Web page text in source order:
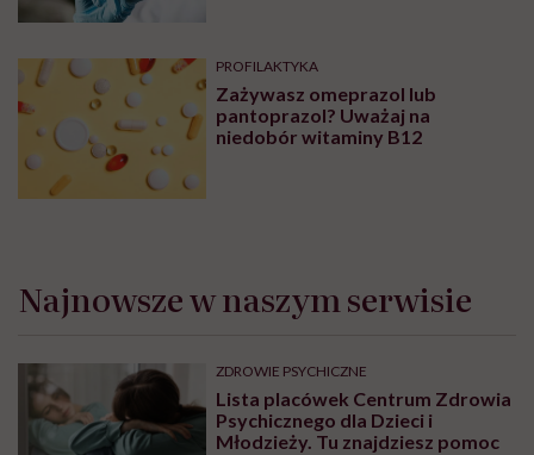
PROFILAKTYKA
Zażywasz omeprazol lub
pantoprazol? Uważaj na
niedobór witaminy B12
Najnowsze w naszym serwisie
ZDROWIE PSYCHICZNE
Lista placówek Centrum Zdrowia
Psychicznego dla Dzieci i
Młodzieży. Tu znajdziesz pomoc